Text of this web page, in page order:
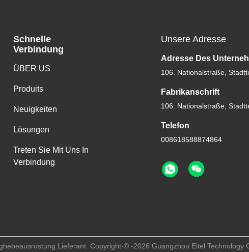
Schnelle
Verbindung
ÜBER US
Produits
Neuigkeiten
Lösungen
Treten Sie Mit Uns In
Verbindung
Unsere Adresse
Adresse Des
106. Nationalstraße,
Fabrikanschrift
106. Nationalstraße,
Telefon
008618588874864
Lieferant. Copyright-© -2026 Guangzhou Eitel Technology